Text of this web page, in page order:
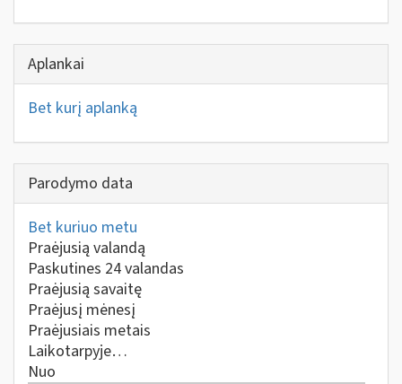
Aplankai
Bet kurį aplanką
Parodymo data
Bet kuriuo metu
Praėjusią valandą
Paskutines 24 valandas
Praėjusią savaitę
Praėjusį mėnesį
Praėjusiais metais
Laikotarpyje…
Nuo